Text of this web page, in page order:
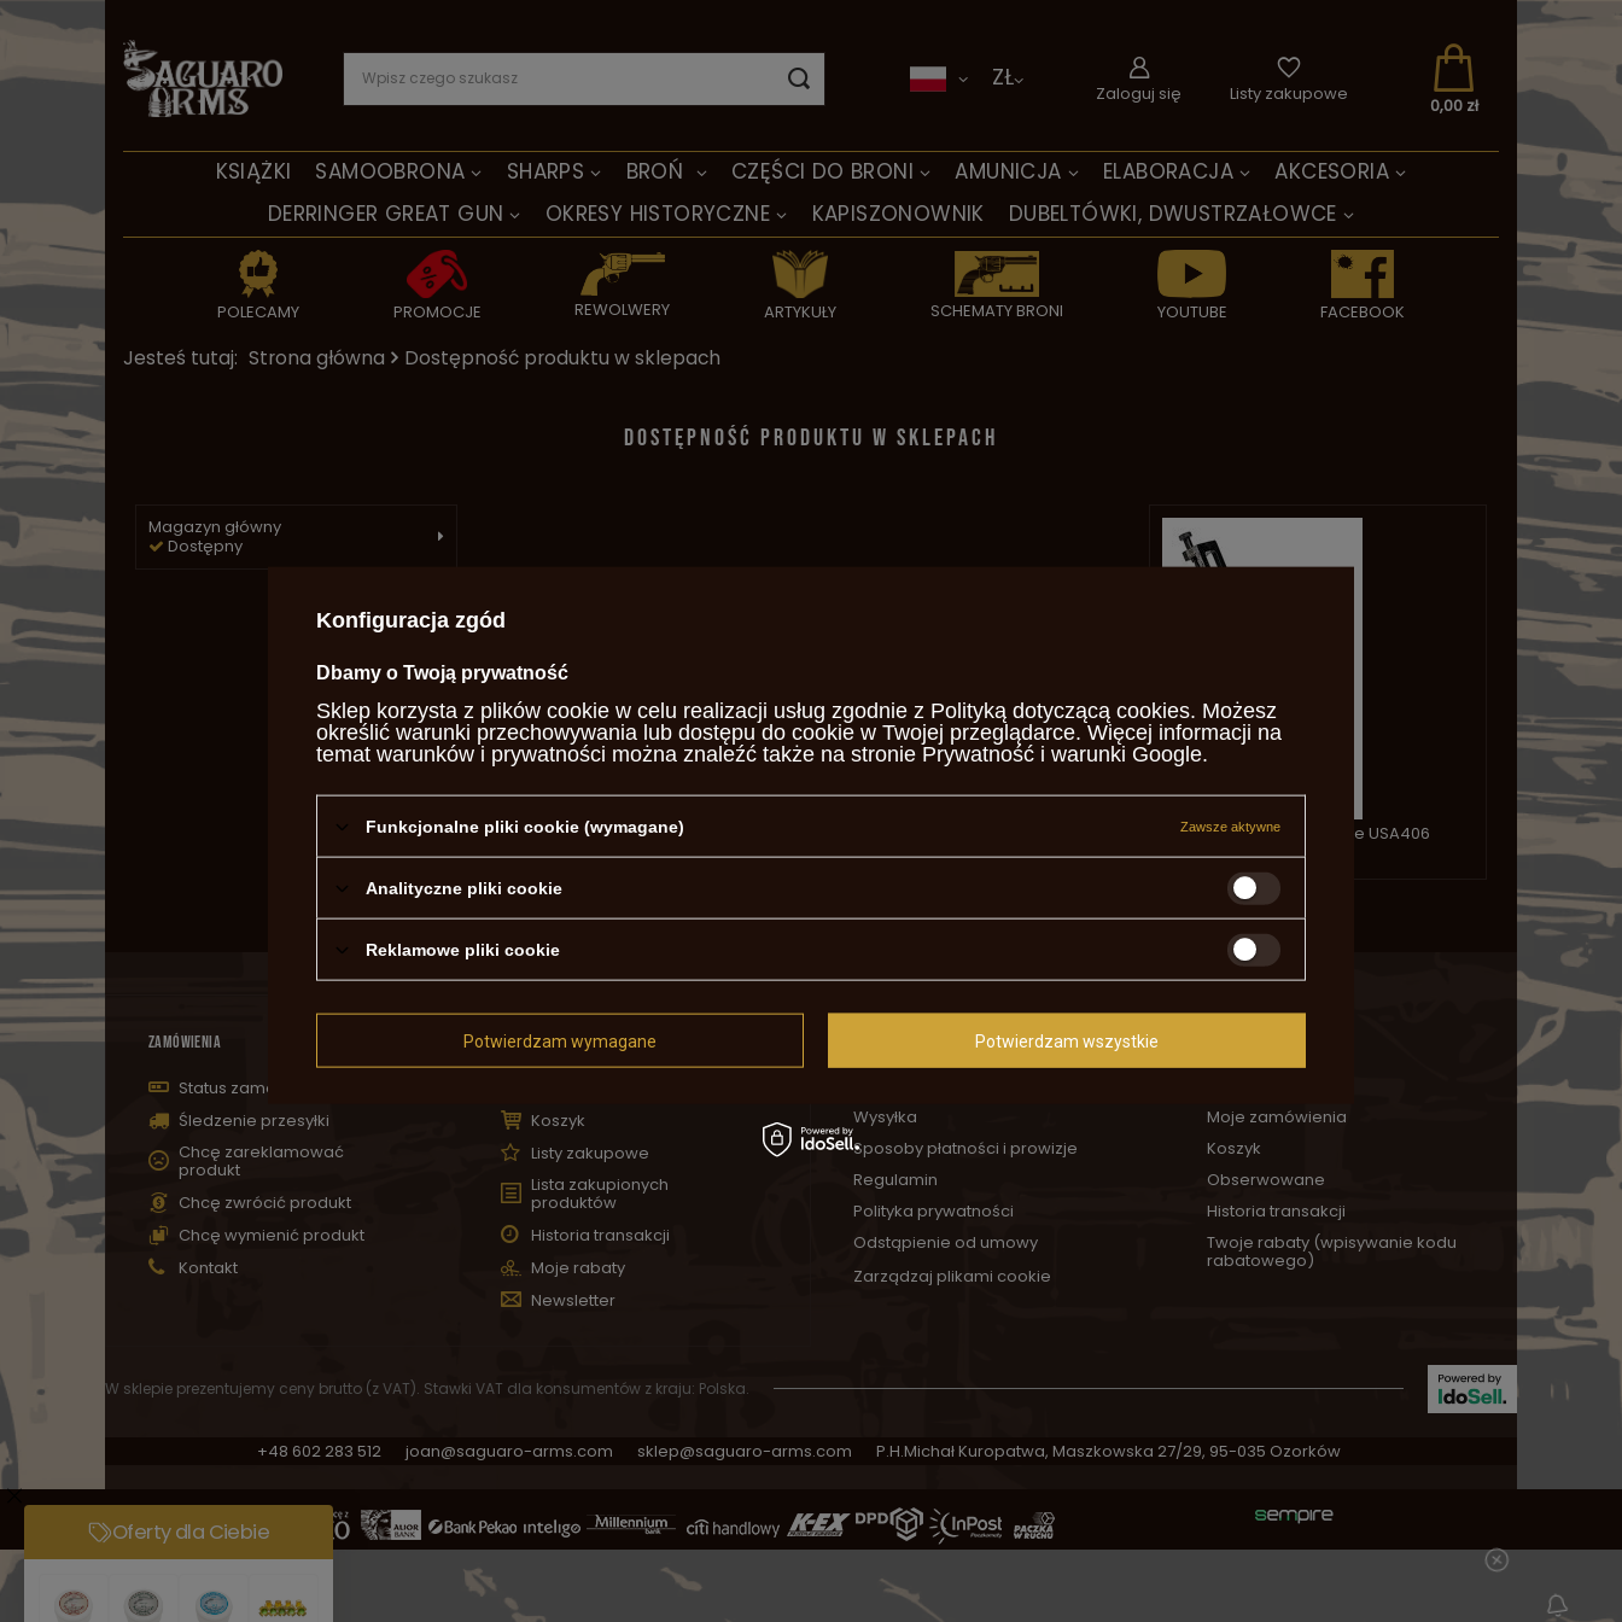
KSIĄŻKI SAMOOBRONA SHARPS BROŃ CZĘŚCI DO BRONI AMUNICJA ELABORACJA
AKCESORIA
DERRINGER GREAT GUN
OKRESY HISTORYCZNE KAPISZONOWNIK DUBELTÓWKI, DWUSTRZAŁOWCE
POLECAMY PROMOCJE REWOLWERY ARTYKUŁY SCHEMATY BRONI YOUTUBE FACEBOOK
ZŁ
Zaloguj się Listy zakupowe
0,00 zł
Jesteś tutaj: Strona główna Dostępność produktu w sklepach
DOSTĘPNOŚĆ PRODUKTU W SKLEPACH
Diopter Soule Long Range USA406
1 467,43 zł
Magazyn główny
Dostępny
ZAMÓWIENIA
Status zamówienia
Śledzenie przesyłki
Chcę zareklamować
produkt
Chcę zwrócić produkt
Chcę wymienić produkt
Kontakt
KONTO
Koszyk
Listy zakupowe
Lista zakupionych
produktów
Historia transakcji
Moje rabaty
Newsletter
Wysyłka
Sposoby płatności i prowizje
Regulamin
Polityka prywatności
Odstąpienie od umowy
Zarządzaj plikami cookie
Moje zamówienia
Koszyk
Obserwowane
Historia transakcji
Twoje rabaty (wpisywanie kodu
rabatowego)
W sklepie prezentujemy ceny brutto (z VAT). Stawki VAT dla konsumentów z kraju: Polska.
+48 602 283 512 joan@saguaro-arms.com sklep@saguaro-arms.com P.H.Michał Kuropatwa, Maszkowska 27/29, 95-035 Ozorków
Konfiguracja zgód
Dbamy o Twoją prywatność
Sklep korzysta z plików cookie w celu realizacji usług zgodnie z Polityką dotyczącą cookies. Możesz
określić warunki przechowywania lub dostępu do cookie w Twojej przeglądarce. Więcej informacji na
temat warunków i prywatności można znaleźć także na stronie Prywatność i warunki Google.
Funkcjonalne pliki cookie (wymagane) Zawsze aktywne
Analityczne pliki cookie
Reklamowe pliki cookie
Potwierdzam wymagane Potwierdzam wszystkie